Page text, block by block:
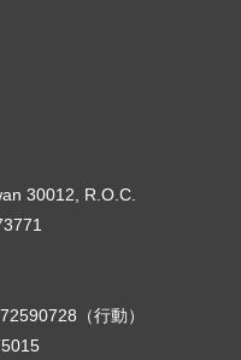
30012, R.O.C.
（行動）